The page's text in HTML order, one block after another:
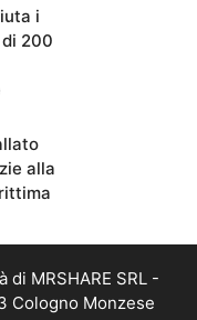
i
200
alla
MRSHARE SRL -
Cologno Monzese